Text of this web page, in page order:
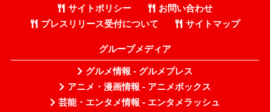
サイトポリシー
お問い合わせ
プレスリリース受付について
サイトマップ
グループメディア
グルメ情報 - グルメプレス
アニメ・漫画情報 - アニメボックス
芸能・エンタメ情報 - エンタメラッシュ